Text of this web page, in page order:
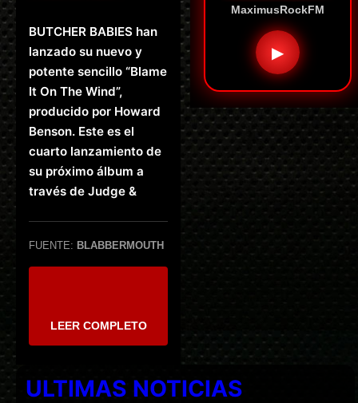
BUTCHER BABIES han
lanzado su nuevo y
potente sencillo “Blame
It On The Wind”,
producido por Howard
Benson. Este es el
cuarto lanzamiento de
su próximo álbum a
través de Judge &
FUENTE: BLABBERMOUTH
LEER COMPLETO
MaximusRockFM
▶
ULTIMAS NOTICIAS